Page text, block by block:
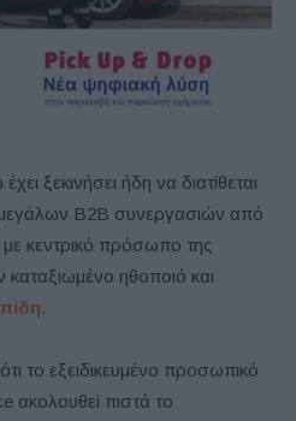
ξεκινήσει ήδη να διατίθεται
B2B συνεργασιών από
κεντρικό πρόσωπο της
καταξιωμένο ηθοποιό και
.
το εξειδικευμένο προσωπικό
ακολουθεί πιστά το